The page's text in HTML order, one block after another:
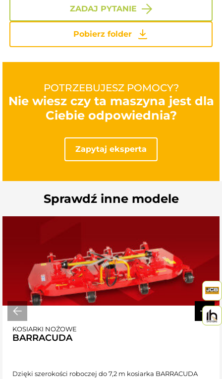
ZADAJ PYTANIE
Pobierz folder
POTRZEBUJESZ POMOCY?
Nie wiesz czy ta maszyna jest dla
Ciebie odpowiednia?
Zapytaj eksperta
Sprawdź inne modele
KOSIARKI NOŻOWE
BARRACUDA
Dzięki szerokości roboczej do 7,2 m kosiarka BARRACUDA